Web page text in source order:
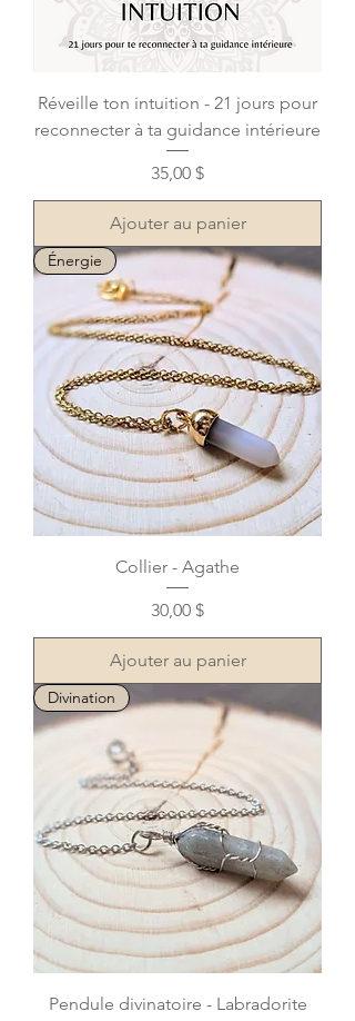
Réveille ton intuition - 21 jours pour
reconnecter à ta guidance intérieure
Prix
35,00 $
Ajouter au panier
Énergie
Collier - Agathe
Prix
30,00 $
Ajouter au panier
Divination
Pendule divinatoire - Labradorite